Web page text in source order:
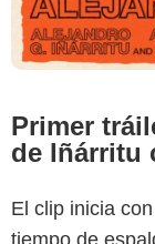
Primer
de Iñárritu
El clip inicia
tiempo de